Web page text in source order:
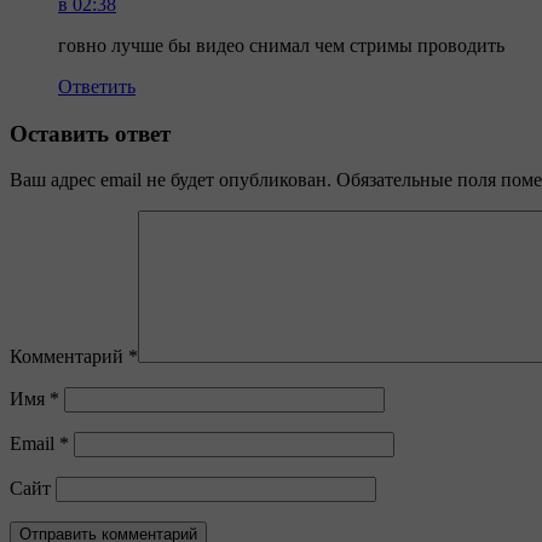
в 02:38
говно лучше бы видео снимал чем стримы проводить
Ответить
Оставить ответ
Ваш адрес email не будет опубликован. Обязательные поля
Комментарий *
Имя *
Email *
Сайт